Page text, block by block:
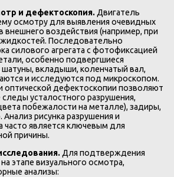
и дефектоскопия. Двигатель
осмотру для выявления очевидных
воздействия (например, при
Последовательно
силового агрегата с фотофиксацией
особенно подвергшиеся
вкладыши, коленчатый вал,
и исследуются под микроскопом.
оптической дефектоскопии позволяют
усталостного разрушения,
побежалости на металле), задиры,
рисунка разрушения и
часто является ключевым для
причины.
Для подтверждения
этапе визуального осмотра,
анализы: